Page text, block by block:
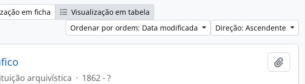
em ficha
Visualização em tabela
Ordenar por ordem: Data modificada
Direção: Ascendente
arquivística · 1862 - ?